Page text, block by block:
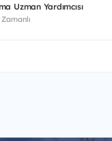
Uzman Yardımcısı
Zamanlı